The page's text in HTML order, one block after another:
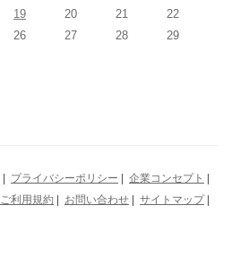
19 20 21
22
26 27 28
29
プライバシーポリシー 企業コンセプト
ご利用規約 お問い合わせ サイトマップ|